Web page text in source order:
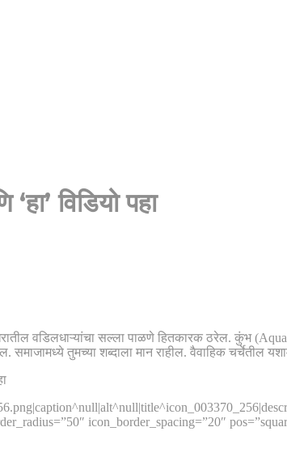
विडियो पहा
वडिलधाऱ्यांचा सल्ला पाळणे हितकारक ठरेल. कुंभ
समाजामध्ये तुमच्या शब्दाला मान राहील. वैवाहिक चर्चेतील
icon_border_spacing=”20″